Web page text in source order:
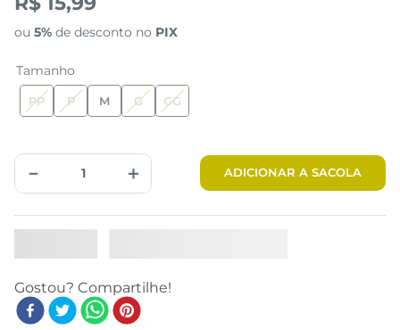
ou 5% de desconto no PIX
Tamanho
PP P M G GG
＋
－